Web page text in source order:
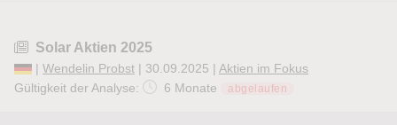
Solar Aktien 2025
| Wendelin Probst | 30.09.2025 | Aktien im Fokus
Gültigkeit der Analyse:
6 Monate abgelaufen